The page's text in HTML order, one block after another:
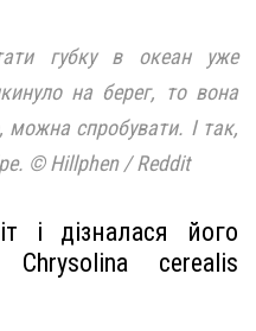
губку в океан уже
на берег, то вона
спробувати. І так,
© Hillphen / Reddit
і дізналася його
cerealis